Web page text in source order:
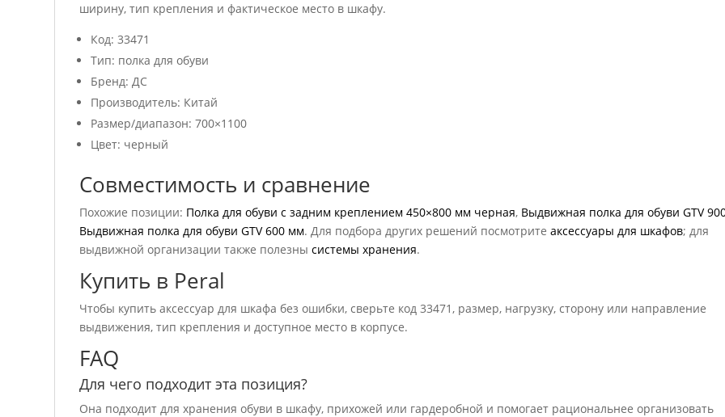
ширину, тип крепления и фактическое место в шкафу.
Код: 33471
Тип: полка для обуви
Бренд: ДС
Производитель: Китай
Размер/диапазон: 700×1100
Цвет: черный
Совместимость и сравнение
Похожие позиции: Полка для обуви с задним креплением 450×800 мм черная, Выдвижная полка для обуви GTV
Выдвижная полка для обуви GTV 600 мм. Для подбора других решений посмотритеаксессуары для шкафов; для
выдвижной организации также полезнысистемы хранения.
Купить в Peral
Чтобы купить аксессуар для шкафа без ошибки, сверьте код 33471, размер, нагрузку, сторону или направление
выдвижения, тип крепления и доступное место в корпусе.
FAQ
Для чего подходит эта позиция?
Она подходит для хранения обуви в шкафу, прихожей или гардеробной и помогает рациональнее организовать